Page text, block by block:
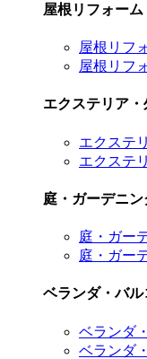
屋根リフォーム
屋根リフ
屋根リフ
エクステリア
エクステ
エクステ
庭・ガーデニ
庭・ガー
庭・ガー
ベランダ・バ
ベランダ
ベランダ